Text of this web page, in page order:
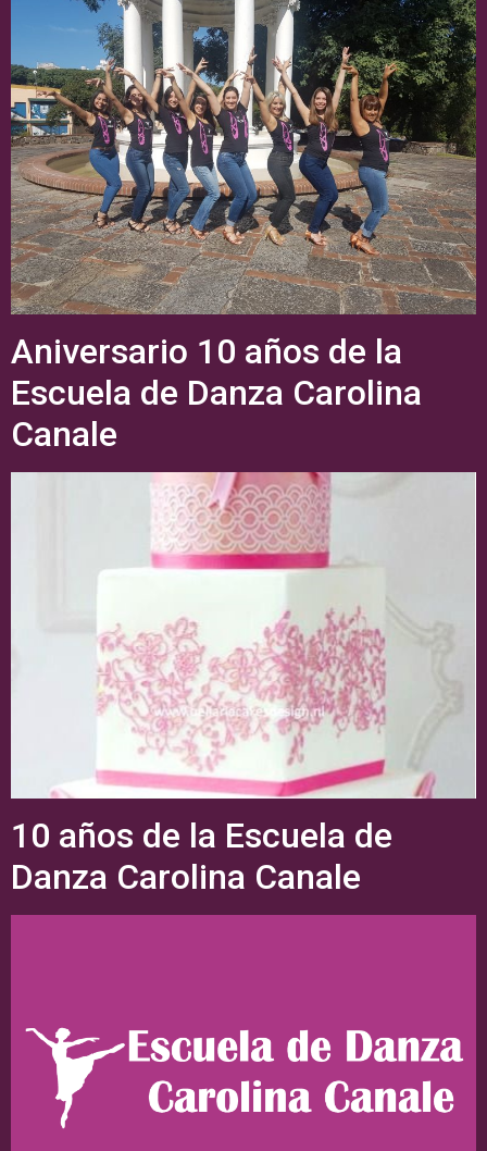
Aniversario 10 años de la
Escuela de Danza Carolina
Canale
10 años de la Escuela de
Danza Carolina Canale